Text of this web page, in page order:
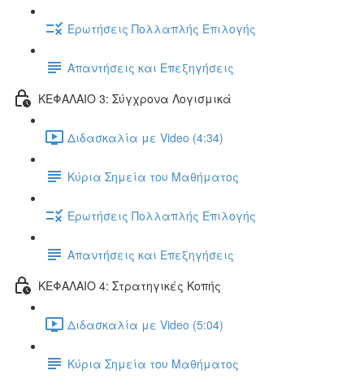
Ερωτήσεις Πολλαπλής Επιλογής
Απαντήσεις και Επεξηγήσεις
ΚΕΦΑΛΑΙΟ 3: Σύγχρονα Λογισμικά
Διδασκαλία με Video (4:34)
Κύρια Σημεία του Μαθήματος
Ερωτήσεις Πολλαπλής Επιλογής
Απαντήσεις και Επεξηγήσεις
ΚΕΦΑΛΑΙΟ 4: Στρατηγικές Κοπής
Διδασκαλία με Video (5:04)
Κύρια Σημεία του Μαθήματος